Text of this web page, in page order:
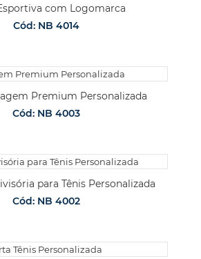
com Logomarca
Cód: NB 4014
Premium Personalizada
Cód: NB 4003
para Tênis Personalizada
Cód: NB 4002